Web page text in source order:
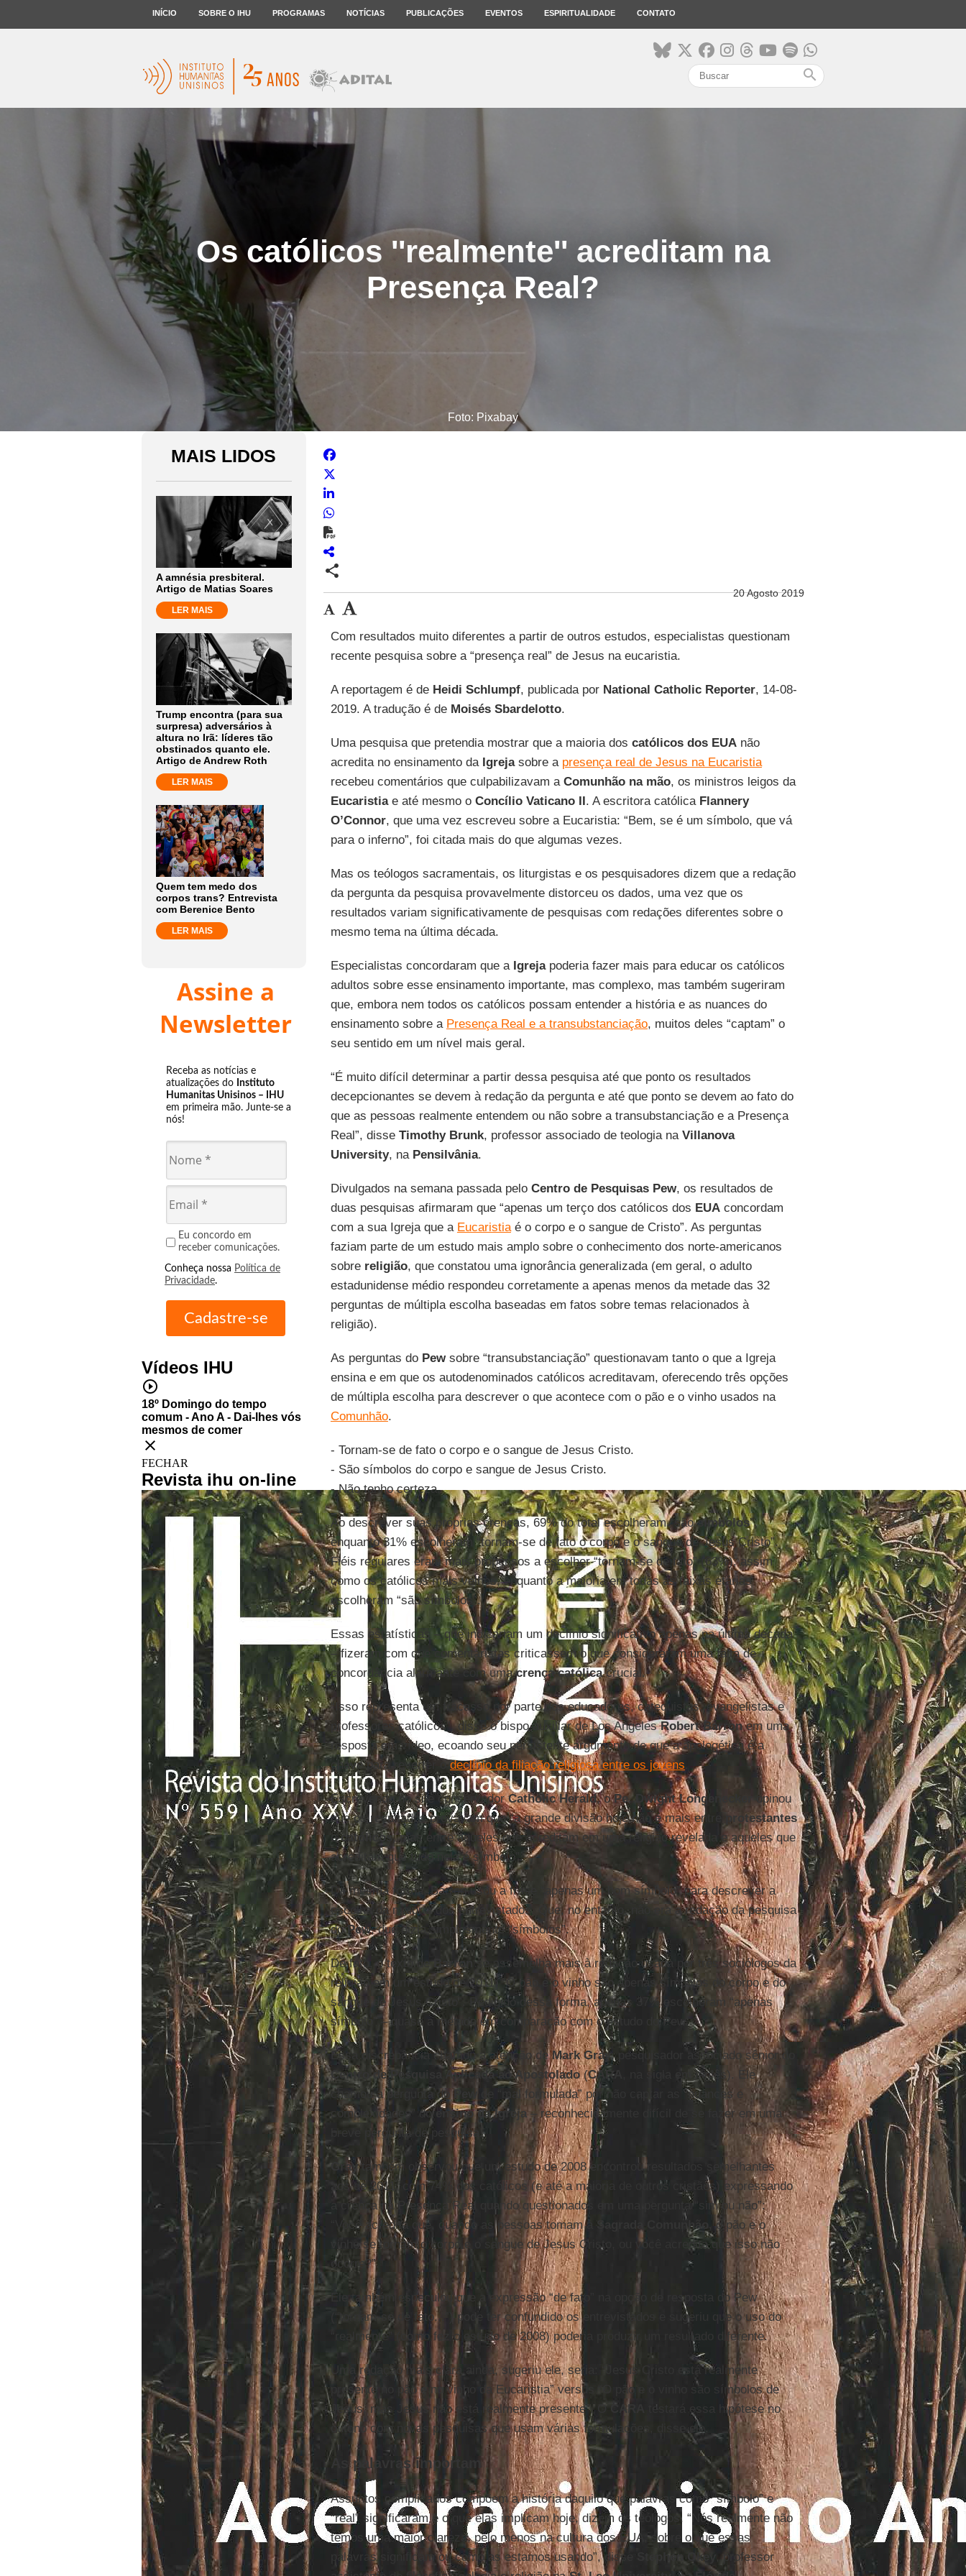
INÍCIO SOBRE O IHU PROGRAMAS NOTÍCIAS PUBLICAÇÕES EVENTOS ESPIRITUALIDADE CONTATO
search
Os católicos ''realmente'' acreditam na
Presença Real?
Foto: Pixabay
MAIS LIDOS
A amnésia presbiteral.
Artigo de Matias Soares
LER MAIS
Trump encontra (para sua
surpresa) adversários à
altura no Irã: líderes tão
obstinados quanto ele.
Artigo de Andrew Roth
LER MAIS
Quem tem medo dos
corpos trans? Entrevista
com Berenice Bento
LER MAIS
Assine a
Newsletter
Receba as notícias e
atualizações do Instituto
Humanitas Unisinos – IHU
em primeira mão. Junte-se a
nós!
Eu concordo em
receber comunicações.
Conheça nossa Política de
Privacidade.
Vídeos IHU
play_circle_outline
18º Domingo do tempo
comum - Ano A - Dai-lhes vós
mesmos de comer
close
FECHAR
Revista ihu on-line
share
20 Agosto 2019
Com resultados muito diferentes a partir de outros estudos, especialistas questionam
recente pesquisa sobre a “presença real” de Jesus na eucaristia.
A reportagem é de Heidi Schlumpf, publicada por National Catholic Reporter, 14-08-
2019. A tradução é de Moisés Sbardelotto.
Uma pesquisa que pretendia mostrar que a maioria dos católicos dos EUAnão
acredita no ensinamento da Igrejasobre a presença real de Jesus na Eucaristia
recebeu comentários que culpabilizavam a Comunhão na mão, os ministros leigos da
Eucaristiae até mesmo o Concílio Vaticano II. A escritora católica Flannery
O’Connor, que uma vez escreveu sobre a Eucaristia: “Bem, se é um símbolo, que vá
para o inferno”, foi citada mais do que algumas vezes.
Mas os teólogos sacramentais, os liturgistas e os pesquisadores dizem que a redação
da pergunta da pesquisa provavelmente distorceu os dados, uma vez que os
resultados variam significativamente de pesquisas com redações diferentes sobre o
mesmo tema na última década.
Especialistas concordaram que a Igrejapoderia fazer mais para educar os católicos
adultos sobre esse ensinamento importante, mas complexo, mas também sugeriram
que, embora nem todos os católicos possam entender a história e as nuances do
ensinamento sobre a Presença Real e a transubstanciação, muitos deles “captam” o
seu sentido em um nível mais geral.
“É muito difícil determinar a partir dessa pesquisa até que ponto os resultados
decepcionantes se devem à redação da pergunta e até que ponto se devem ao fato do
que as pessoas realmente entendem ou não sobre a transubstanciação e a Presença
Real”, disse Timothy Brunk, professor associado de teologia na Villanova
University, na Pensilvânia.
Divulgados na semana passada pelo Centro de Pesquisas Pew, os resultados de
duas pesquisas afirmaram que “apenas um terço dos católicos dos EUAconcordam
com a sua Igreja que a Eucaristiaé o corpo e o sangue de Cristo”. As perguntas
faziam parte de um estudo mais amplo sobre o conhecimento dos norte-americanos
sobre religião, que constatou uma ignorância generalizada (em geral, o adulto
estadunidense médio respondeu corretamente a apenas menos da metade das 32
perguntas de múltipla escolha baseadas em fatos sobre temas relacionados à
religião).
As perguntas do Pewsobre “transubstanciação” questionavam tanto o que a Igreja
ensina e em que os autodenominados católicos acreditavam, oferecendo três opções
de múltipla escolha para descrever o que acontece com o pão e o vinho usados na
Comunhão.
- Tornam-se de fato o corpo e o sangue de Jesus Cristo.
- São símbolos do corpo e sangue de Jesus Cristo.
- Não tenho certeza.
Ao descrever suas próprias crenças, 69% do total escolheram “sãosímbolos”,
enquanto 31% escolheram “tornam-se de fato o corpo e o sangue de Jesus Cristo”.
Fiéis regulares eram mais propensos a escolher “tornam-se de fato” (63%), assim
como os católicos mais velhos, enquanto a maioria em todas as faixas etárias
escolheram “são símbolos”.
Essas estatísticas – que indicariam um declínio significativo apenas na última década
– fizeram com que comentaristas criticassem o que consideraram uma falta de
concordância alarmante com umacrença católicacrucial.
“Isso representa um fracasso por parte dos educadores, catequistas, evangelistas e
professores católicos”, disse o bispo auxiliar de Los AngelesRobert Barronem uma
resposta em vídeo, ecoando seu persistente argumento de que a apologética é a
chave para reverter odeclínio da filiação religiosa entre os jovens
Escrevendo no site conservadorCatholic Herald, oPe. Dwight Longenecker
opinou
que os resultados provavam que “a grande divisão hoje não é mais entre
protestantes
ecatólicos, mas entre aqueles que acreditam em uma religião revelada e aqueles que
acreditam que tudo nela é símbolo”.
Da mesma forma, Barron usou a frase “apenas um bom símbolo” para descrever a
escolha da maioria dos entrevistados. Que, no entanto, não era a redação da pesquisa
doPew, que dizia simplesmente “símbolos”.
De fato, o texto deBarron
se assemelha mais à redação usada por três sociólogos da
religião em um estudo de 2011: “O pão e o vinho são apenas símbolos do corpo e do
sangue de Jesus Cristo”. Redigido dessa forma, apenas 37% escolheram “apenas
símbolo” – quase a metade em comparação com o estudo do Pew.
Essa discrepância chamou a atenção deMark Gray, pesquisador associado sênior do
Centro de Pesquisa Aplicada ao Apostolado(CARA
, na sigla em inglês). Ele
chamou a pergunta doPewde “mal formulada” por não captar as “nuances e
complexidades” doensino da Igreja– reconhecidamente difícil de se fazer em uma
breve pergunta de pesquisa.
Graytambém observou que um estudo de 2008 encontrou resultados semelhantes
aos de 2011, com 74% dos católicos (e até a maioria de outros cristãos) expressando
a crença na Presença Real quando questionados em uma pergunta “sim ou não”:
“Você acredita que, quando as pessoas tomam a
Sagrada Comunhão
, o pão e o
vinho se tornam o corpo e o sangue de Jesus Cristo, ou você acredita que isso não
ocorre?”.
Ele também especulou que a expressão “de fato” na opção de resposta do Pew
(“tornam-se de fato...”) pode ter confundido os entrevistados e sugeriu que o uso do
“realmente” (como fez o estudo de 2008) poderia produzir um resultado diferente.
Uma redação mais clara ainda, sugeriu ele, seria: “Jesus Cristo está realmente
presente no pão e no vinho da Eucaristia” versus “O pão e o vinho são símbolos de
Jesus, mas Jesus não está realmente presente”. O CARA
testará essa hipótese no
outono com novas pesquisas que usam várias formulações, disse ele.
As palavras importam
Assuntos complicados compõem a história daquilo que palavras como “símbolo” e
“real” significaram e o que elas implicam hoje, dizem os teólogos. “Nós realmente não
temos uma maior clareza, pelo menos na cultura dos EUA, sobre o que essas
palavras significam ou como as estamos usando”, disse
Stephen Okey , professor